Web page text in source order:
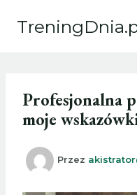
Profesjonalna
moje
Przez